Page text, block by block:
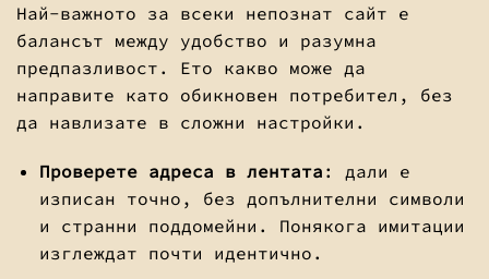
Най-важното за всеки непознат сайт е
балансът между удобство и разумна
предпазливост. Ето какво може да
направите като обикновен потребител, без
да навлизате в сложни настройки.
Проверете адреса в лентата : дали е
изписан точно, без допълнителни символи
и странни поддомейни. Понякога имитации
изглеждат почти идентично.